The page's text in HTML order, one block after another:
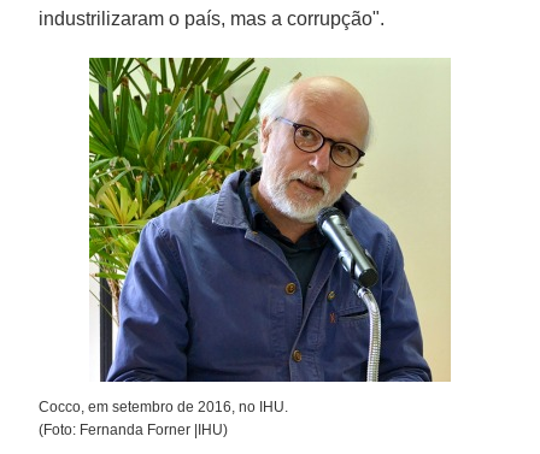
industrilizaram o país, mas a corrupção".
Cocco, em setembro de 2016, no IHU.
(Foto: Fernanda Forner |IHU)